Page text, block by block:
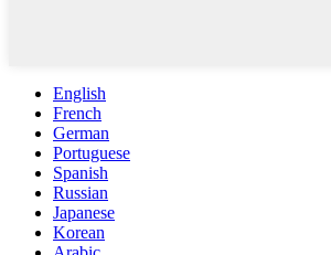
English
French
German
Portuguese
Spanish
Russian
Japanese
Korean